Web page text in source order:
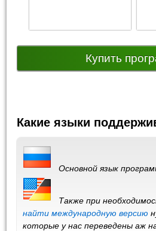
Купить
Какие языки
Основной язык
Также при
найти международную версию
которые у нас переведены аж